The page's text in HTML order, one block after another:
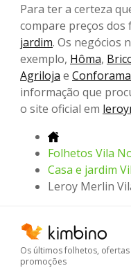
Para ter a certeza
compare preços
jardim. Os negócios
exemplo, Hôma,
Agriloja e Conforama
informação que
o site oficial em
Folhetos Vila
Casa e jardim
Leroy Merlin
Os últimos folhetos, ofertas
promoções